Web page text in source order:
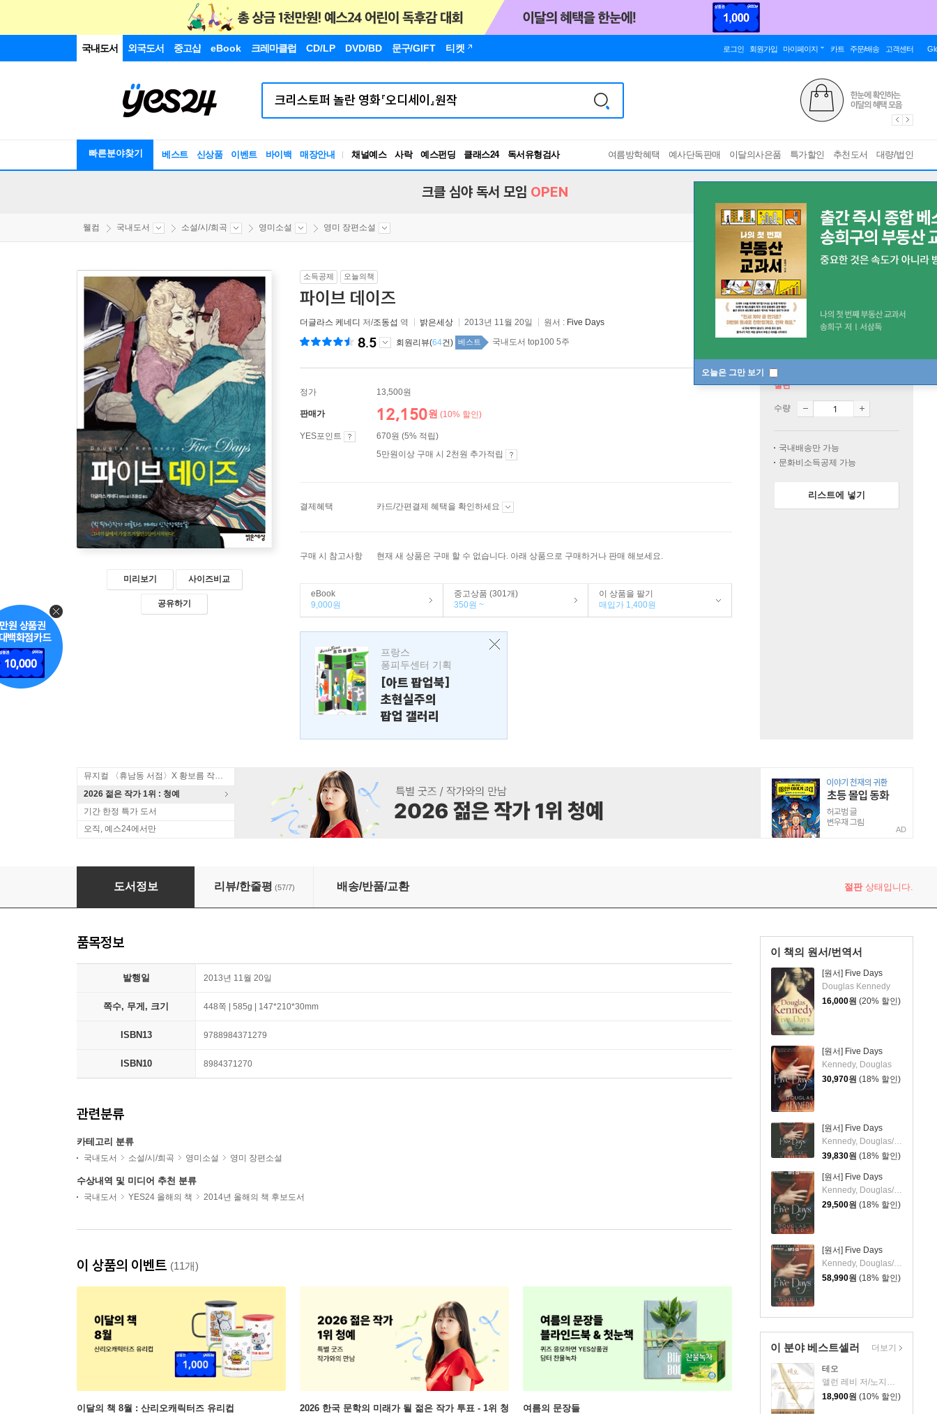
국내도서 외국도서 중고샵 eBook 크레마클럽 CD/LP DVD/BD 문구/GIFT 티켓 로그인 회원가입 마이페이지 카트 주문/배송 고객센터
빠른분야찾기 베스트 신상품 이벤트 바이백 매장안내 채널예스 사락 예스펀딩 클래스24
독서유형검사
RBTI Lab
여름방학혜택 예사단독판매 이달의사은품 특가할인 추천도서 대량/법인
오늘은 그만 보기
크클 심야 독서 모임 OPEN
웰컴 국내도서 소설/시/희곡 영미소설 영미 장편소설
미리보기 사이즈비교
공유하기
소득공제 오늘의책
파이브 데이즈
더글라스 케네디 저/조동섭 역 밝은세상 2013년 11월 20일 원서 : Five Days
8.5 회원리뷰(64건) 베스트 국내도서 top100 5주
정가 13,500원
판매가 12,150원 (10% 할인)
YES포인트
670원 (5% 적립)
5만원이상 구매 시 2천원 추가적립
결제혜택 카드/간편결제 혜택을 확인하세요
구매 시 참고사항 현재 새 상품은 구매 할 수 없습니다. 아래 상품으로 구매하거나 판매 해보세요.
eBook
9,000원
중고상품 (301개)
350원 ~
이 상품을 팔기
매입가 1,400원
프랑스
퐁피두센터 기획
[아트 팝업북]
초현실주의
팝업 갤러리
절판
수량
국내배송만 가능
문화비소득공제 가능
리스트에 넣기
뮤지컬 〈휴남동 서점〉X 황보름 작가 북토크
2026 젊은 작가 1위 : 청예
기간 한정 특가 도서
오직, 예스24에서만
AD
파이브 데이즈
도서정보 리뷰/한줄평 (57/7) 배송/반품/교환 절판상태입니다.
이 책의 원서/번역서
[원서] Five Days
Douglas Kennedy
16,000원 (20% 할인)
[원서] Five Days
Kennedy, Douglas
30,970원 (18% 할인)
[원서] Five Days
Kennedy, Douglas/ Sirois, Tanya Eby (NRT)
39,830원 (18% 할인)
[원서] Five Days
Kennedy, Douglas/ Sirois, Tanya Eby (NRT)
29,500원 (18% 할인)
[원서] Five Days
Kennedy, Douglas/ Sirois, Tanya Eby (NRT)
58,990원 (18% 할인)
이 분야 베스트셀러
테오
앨런 레비 저/노지양 역
18,900원 (10% 할인)
더보기
품목정보
발행일 2013년 11월 20일
쪽수, 무게, 크기 448쪽 | 585g | 147*210*30mm
ISBN13 9788984371279
ISBN10 8984371270
관련분류
카테고리 분류
국내도서 소설/시/희곡 영미소설 영미 장편소설
수상내역 및 미디어 추천 분류
국내도서 YES24 올해의 책 2014년 올해의 책 후보도서
이 상품의 이벤트 (11개)
이달의 책 8월 : 산리오캐릭터즈 유리컵
2026 한국 문학의 미래가 될 젊은 작가 투표 - 1위 청
여름의 문장들